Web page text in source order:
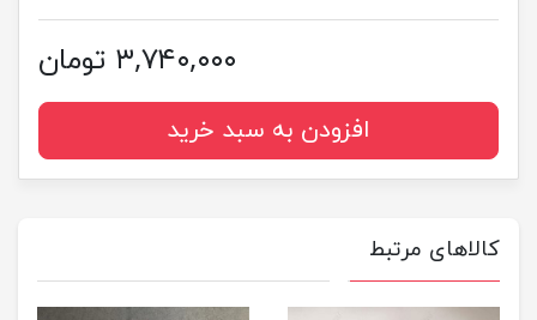
۳,۷۴۰,۰۰۰ تومان
افزودن به سبد خرید
کالاهای مرتبط